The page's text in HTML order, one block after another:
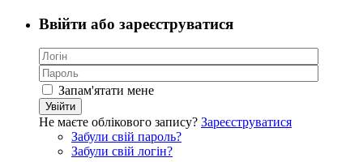
Ввійти або зареєструватися
Запам'ятати мене
Увійти
Не маєте облікового запису? Зареєструватися
Забули свій пароль?
Забули свій логін?